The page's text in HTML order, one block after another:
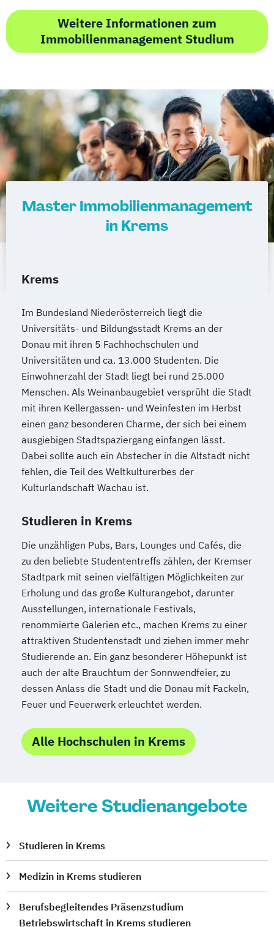
Epidemiology and Brain Health
Ernährung und Sport
European Program of Clinical Autonomic
Europäisches und Internationales
Wirtschaftsrecht
Evidence-Based Public Health und
Gesundheitsmanagement
Executive Impact
Executive MBA
Facility Management
Projektentwicklung
Fire Safety Management Fotografie
Führungskommunikation
Game Design: Theories & Applications
Game Studies
Game Studies Fundamentals
Game-based Education Gartentherapie
Gebäudeautomation
Gebäudetechnik - HKL
Geistiges Eigentum und Wettbewerb
General Management
General Management College
Global Competences and Management
Grundlagen des Modellierens digitaler
Grundlagen des österreichischen und
europäischen Rechts
Grundlagen im Projektmanagement
Grundlagen im Prozess- und
Qualitätsmanagement
Grundlagen im Veränderungsmanagement
HR Management &
Organisationspsychologie
HR: Candidate Experience & Recruiting
HR: Strategisches Personalmanagement
Healthcare Management
Immobilien und Facility Management
Bauprozessmanagements
International Business Law
International Real Estate Valuation
International Relations
Jazz in Contemporary Music
KI-Management KI-Service Design
Weitere Informationen zum
Immobilienmanagement Studium
Master Immobilienmanagement
in Krems
Krems
Im Bundesland Niederösterreich liegt die
Universitäts- und Bildungsstadt Krems an der
Donau mit ihren 5 Fachhochschulen und
Universitäten und ca. 13.000 Studenten. Die
Einwohnerzahl der Stadt liegt bei rund 25.000
Menschen. Als Weinanbaugebiet versprüht die Stadt
mit ihren Kellergassen- und Weinfesten im Herbst
einen ganz besonderen Charme, der sich bei einem
ausgiebigen Stadtspaziergang einfangen lässt.
Dabei sollte auch ein Abstecher in die Altstadt nicht
fehlen, die Teil des Weltkulturerbes der
Kulturlandschaft Wachau ist.
Studieren in Krems
Die unzähligen Pubs, Bars, Lounges und Cafés, die
zu den beliebte Studententreffs zählen, der Kremser
Stadtpark mit seinen vielfältigen Möglichkeiten zur
Erholung und das große Kulturangebot, darunter
Ausstellungen, internationale Festivals,
renommierte Galerien etc., machen Krems zu einer
attraktiven Studentenstadt und ziehen immer mehr
Studierende an. Ein ganz besonderer Höhepunkt ist
auch der alte Brauchtum der Sonnwendfeier, zu
dessen Anlass die Stadt und die Donau mit Fackeln,
Feuer und Feuerwerk erleuchtet werden.
Alle Hochschulen in Krems
Weitere Studienangebote
Studieren in Krems
Medizin in Krems studieren
Berufsbegleitendes Präsenzstudium
Betriebswirtschaft in Krems studieren